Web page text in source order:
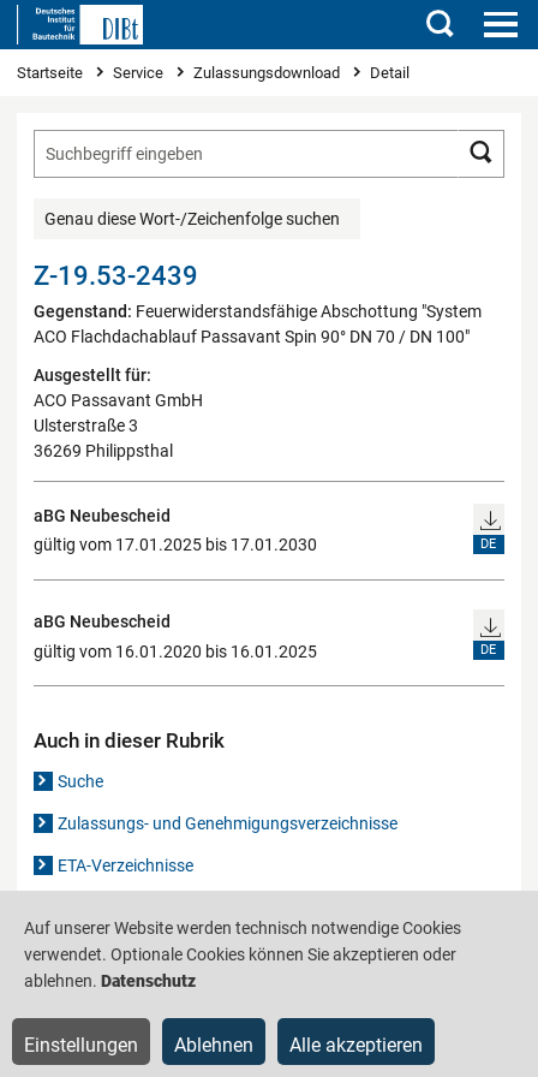
Suchen
Sie sind hier
Startseite Service Zulassungsdownload Detail
Genau diese Wort-/Zeichenfolge suchen
Z-19.53-2439
Gegenstand: Feuerwiderstandsfähige Abschottung "System
ACO Flachdachablauf Passavant Spin 90° DN 70 / DN 100"
Ausgestellt für:
ACO Passavant GmbH
Ulsterstraße 3
36269 Philippsthal
aBG Neubescheid
gültig vom 17.01.2025 bis 17.01.2030
DE
aBG Neubescheid
gültig vom 16.01.2020 bis 16.01.2025
DE
Auch in dieser Rubrik
Suche
Zulassungs- und Genehmigungsverzeichnisse
ETA-Verzeichnisse
Produktinformationsstelle für das Bauwesen
Barrierefreiheit Datenschutz Impressum Sitemap
Auf unserer Website werden technisch notwendige Cookies
verwendet. Optionale Cookies können Sie akzeptieren oder
ablehnen. Datenschutz
Einstellungen Ablehnen Alle akzeptieren